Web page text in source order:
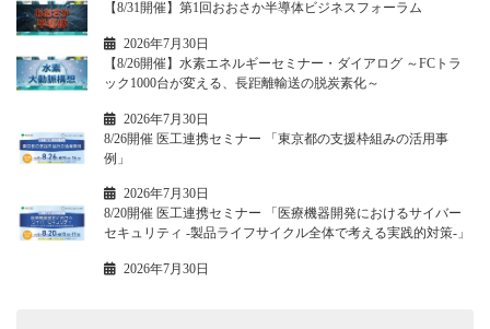
【8/31開催】第1回おおさか半導体ビジネスフォーラム
2026年7月30日
【8/26開催】水素エネルギーセミナー・ダイアログ ～FCトラ
ック1000台が変える、長距離輸送の脱炭素化～
2026年7月30日
8/26開催 医工連携セミナー 「東京都の支援枠組みの活用事
例」
2026年7月30日
8/20開催 医工連携セミナー 「医療機器開発におけるサイバー
セキュリティ -製品ライフサイクル全体で考える実践的対策-」
2026年7月30日